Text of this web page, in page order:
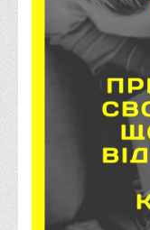
З організації
студентів
Технічних
Редакційно-
Розвитку кар’єри
Ресурсний
Моніторингу